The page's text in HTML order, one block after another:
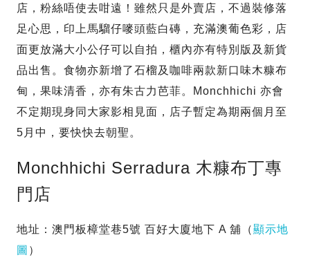
店，粉絲唔使去咁遠！雖然只是外賣店，不過裝修落
足心思，印上馬騮仔嘜頭藍白磚，充滿澳葡色彩，店
面更放滿大小公仔可以自拍，櫃內亦有特別版及新貨
品出售。食物亦新增了石榴及咖啡兩款新口味木糠布
甸，果味清香，亦有朱古力芭菲。Monchhichi 亦會
不定期現身同大家影相見面，店子暫定為期兩個月至
5月中，要快快去朝聖。
Monchhichi Serradura 木糠布丁專
門店
地址：澳門板樟堂巷5號 百好大廈地下 A 舖（顯示地
圖 ）